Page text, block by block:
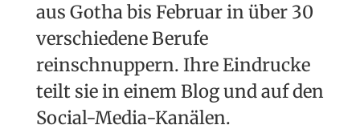
aus Gotha bis Februar in über 30
verschiedene Berufe
reinschnuppern. Ihre Eindrucke
teilt sie in einem Blog und auf den
Social-Media-Kanälen.